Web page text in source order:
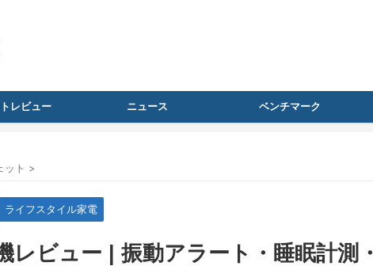
レビュー ニュース ベンチマーク
ット >
ライフスタイル家電
ビュー | 振動アラート・睡眠計測・